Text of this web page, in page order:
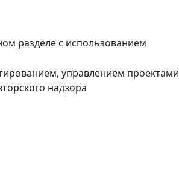
разделе с использованием
управлением проектами
надзора